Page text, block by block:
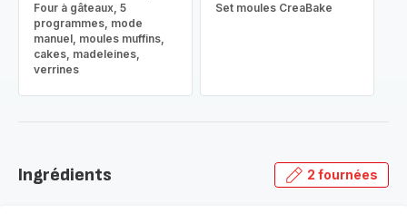
Four à gâteaux, 5
programmes, mode
manuel, moules muffins,
cakes, madeleines,
verrines
Set moules CreaBake
Ingrédients 2 fournées